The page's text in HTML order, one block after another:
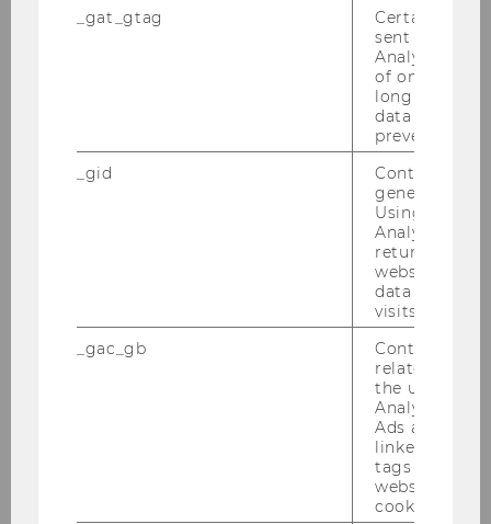
Bitte be­wer­ben Sie sich auf un­se­rer Home­page
Ende der Be­wer­bungs­frist: 11. April 2012
Mitteilungsblatt vom 21. März 2012, 25.
ZUGÄNGE
_gat_gtag
Certain data
sent to
Analytics a
of once per
long as it is
data
prevented.
_gid
Contains a
generated
Using this
Analytics can
returning
website and
data from
visits.
_gac_gb
Contains
related
the user. If
Analytics and
Ads accounts
linked, the
tags on the
website read
cookie.